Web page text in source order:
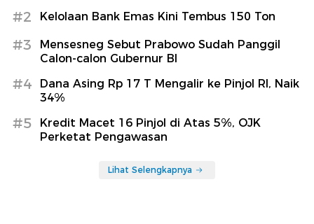
#2 Kelolaan Bank Emas Kini Tembus 150 Ton
#3
Mensesneg Sebut Prabowo Sudah Panggil
Calon-calon Gubernur BI
#4
Dana Asing Rp 17 T Mengalir ke Pinjol RI, Naik
34%
#5
Kredit Macet 16 Pinjol di Atas 5%, OJK
Perketat Pengawasan
Lihat Selengkapnya